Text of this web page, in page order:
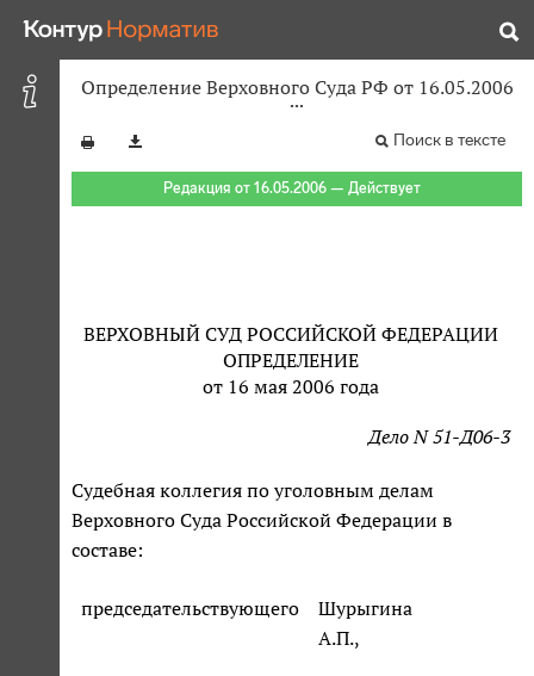
Определение Верховного Суда РФ от 16.05.2006
Поиск в тексте
Редакция от 16.05.2006 — Действует
ВЕРХОВНЫЙ СУД РОССИЙСКОЙ ФЕДЕРАЦИИ
ОПРЕДЕЛЕНИЕ
от 16 мая 2006 года
Дело N 51-Д06-3
Судебная коллегия по уголовным делам
Верховного Суда Российской Федерации в
составе:
председательствующего
Шурыгина
А.П.,